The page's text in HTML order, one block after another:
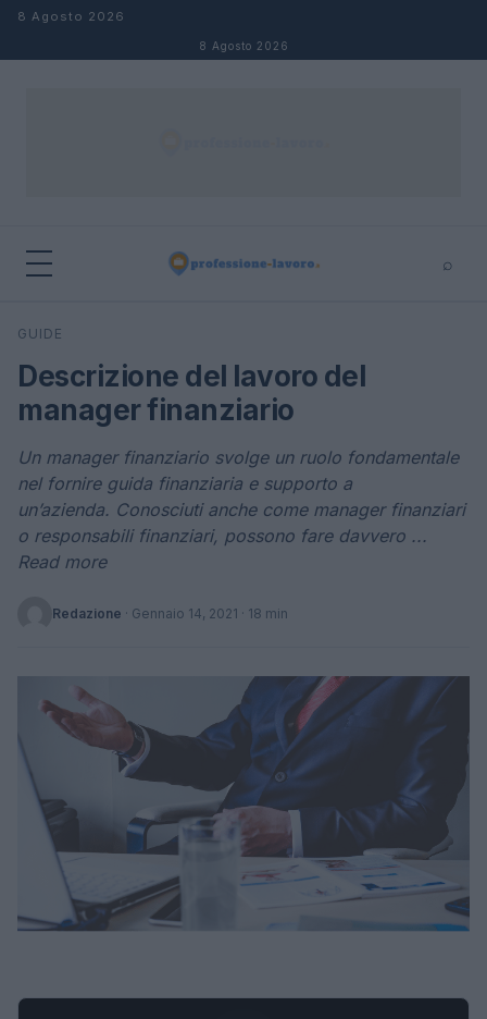
Salta al contenuto
8 Agosto 2026
8 Agosto 2026
⌕
Cerca
GUIDE
Descrizione del lavoro del
manager finanziario
Un manager finanziario svolge un ruolo fondamentale
nel fornire guida finanziaria e supporto a
un’azienda. Conosciuti anche come manager finanziari
o responsabili finanziari, possono fare davvero ...
Read more
Redazione · Gennaio 14, 2021 · 18 min